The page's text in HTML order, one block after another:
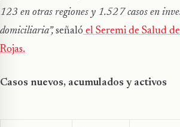
123 en otras regiones y 1.527 casos en
domiciliaria”,señaló el Seremi de Salud
Rojas.
Casos nuevos, acumulados y activos